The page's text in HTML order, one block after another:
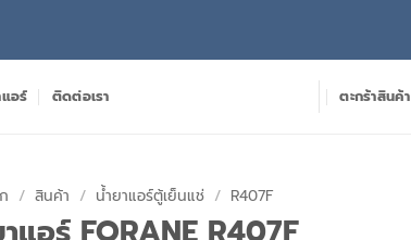
อร์ ติดต่อเรา ตะกร้าสินค้
/ สินค้า / น้ำยาแอร์ตู้เย็นแช่ / R407F